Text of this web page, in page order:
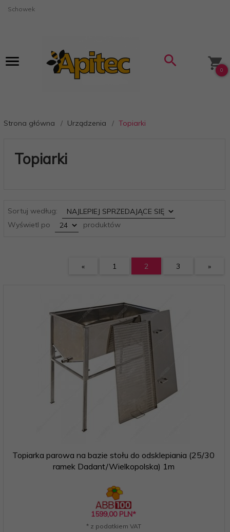
Schowek
0
Strona główna Urządzenia Topiarki
Topiarki
Sortuj według:
sort
Wyświetl po
pop produktów
« 1 2 3 »
Topiarka parowa na bazie stołu do odsklepiania (25/30
ramek Dadant/Wielkopolska) 1m
1599,00 PLN*
* z podatkiem VAT